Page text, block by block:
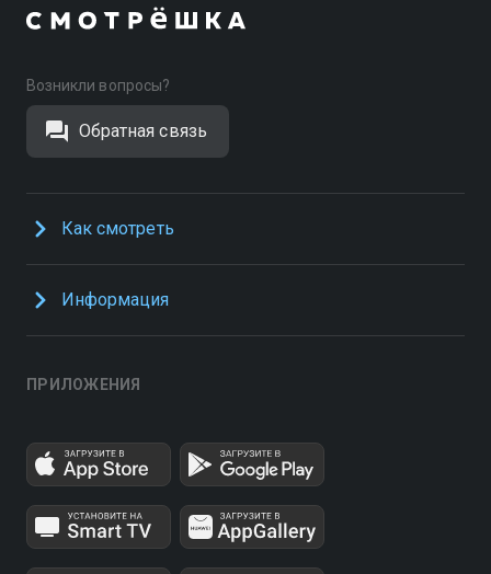
Возникли вопросы?
Обратная связь
Как смотреть
Информация
ПРИЛОЖЕНИЯ